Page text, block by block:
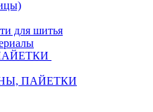
для шитья
ПАЙЕТКИ